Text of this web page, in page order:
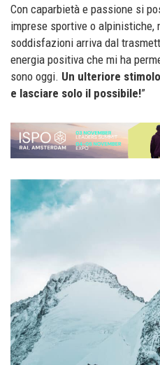
Con caparbietà e passione si
imprese sportive o alpinistiche,
soddisfazioni arriva dal
energia positiva che mi ha
sono oggi. Un ulteriore
e lasciare solo il possibile!”